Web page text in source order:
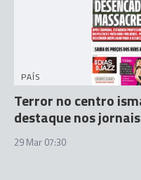
PAÍS
Terror no centro
destaque nos jornais
29 Mar 07:30